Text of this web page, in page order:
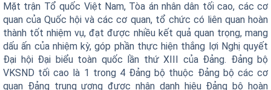
Mặt trận Tổ quốc Việt Nam, Tòa án nhân dân tối cao, các cơ
quan của Quốc hội và các cơ quan, tổ chức có liên quan hoàn
thành tốt nhiệm vụ, đạt được nhiều kết quả quan trọng, mang
dấu ấn của nhiệm kỳ, góp phần thực hiện thắng lợi Nghị quyết
Đại hội Đại biểu toàn quốc lần thứ XIII của Đảng. Đảng bộ
VKSND tối cao là 1 trong 4 Đảng bộ thuộc Đảng bộ các cơ
quan Đảng trung ương được nhận danh hiệu Đảng bộ hoàn